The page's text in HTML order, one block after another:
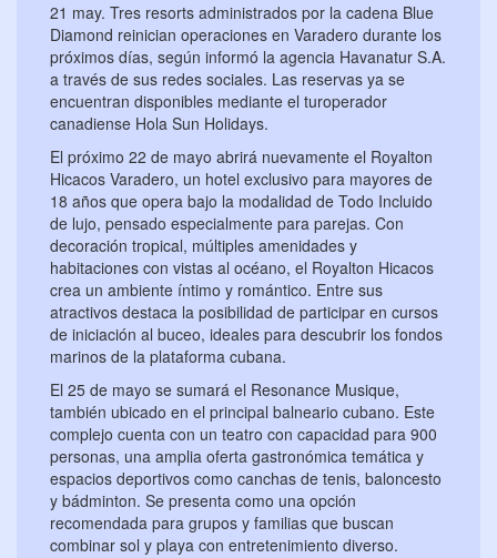
21 may. Tres resorts administrados por la cadena Blue
Diamond reinician operaciones en Varadero durante los
próximos días, según informó la agencia Havanatur S.A.
a través de sus redes sociales. Las reservas ya se
encuentran disponibles mediante el turoperador
canadiense Hola Sun Holidays.
El próximo 22 de mayo abrirá nuevamente el Royalton
Hicacos Varadero, un hotel exclusivo para mayores de
18 años que opera bajo la modalidad de Todo Incluido
de lujo, pensado especialmente para parejas. Con
decoración tropical, múltiples amenidades y
habitaciones con vistas al océano, el Royalton Hicacos
crea un ambiente íntimo y romántico. Entre sus
atractivos destaca la posibilidad de participar en cursos
de iniciación al buceo, ideales para descubrir los fondos
marinos de la plataforma cubana.
El 25 de mayo se sumará el Resonance Musique,
también ubicado en el principal balneario cubano. Este
complejo cuenta con un teatro con capacidad para 900
personas, una amplia oferta gastronómica temática y
espacios deportivos como canchas de tenis, baloncesto
y bádminton. Se presenta como una opción
recomendada para grupos y familias que buscan
combinar sol y playa con entretenimiento diverso.